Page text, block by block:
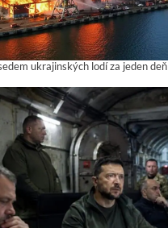
ukrajinských lodí za jeden deň